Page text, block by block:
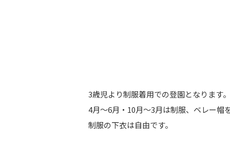
3歳児より制服着用での登園となります。
4月～6月・10月～3月は制服、ベレー帽
制服の下衣は自由です。